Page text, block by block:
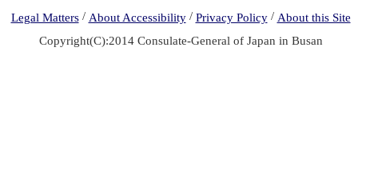
Legal Matters / About Accessibility / Privacy Policy / About this Site
Copyright(C):2014 Consulate-General of Japan in Busan